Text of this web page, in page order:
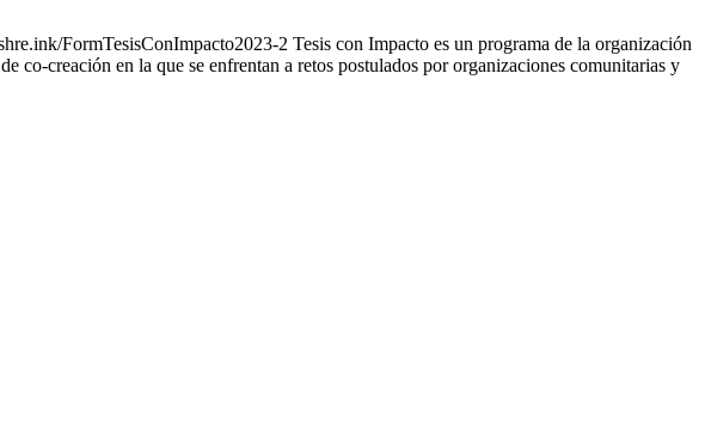
FormTesisConImpacto2023-2 Tesis con Impacto es un programa de la organización
co-creación en la que se enfrentan a retos postulados por organizaciones comunitarias y